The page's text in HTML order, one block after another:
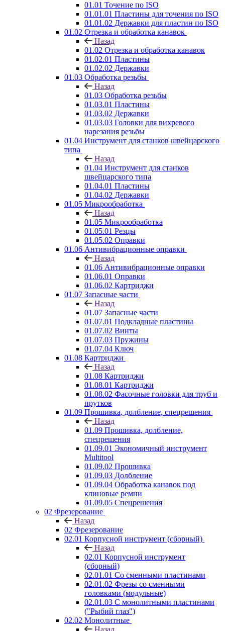
01.01 Точение по ISO
01.01.01 Пластины для точения по ISO
01.01.02 Державки для пластин по ISO
01.02 Отрезка и обработка канавок
Назад
01.02 Отрезка и обработка канавок
01.02.01 Пластины
01.02.02 Державки
01.03 Обработка резьбы
Назад
01.03 Обработка резьбы
01.03.01 Пластины
01.03.02 Державки
01.03.03 Головки для вихревого
нарезания резьбы
01.04 Инструмент для станков швейцарского
типа
Назад
01.04 Инструмент для станков
швейцарского типа
01.04.01 Пластины
01.04.02 Державки
01.05 Микрообработка
Назад
01.05 Микрообработка
01.05.01 Резцы
01.05.02 Оправки
01.06 Антивибрационные оправки
Назад
01.06 Антивибрационные оправки
01.06.01 Оправки
01.06.02 Картриджи
01.07 Запасные части
Назад
01.07 Запасные части
01.07.01 Подкладные пластины
01.07.02 Винты
01.07.03 Пружины
01.07.04 Ключ
01.08 Картриджи
Назад
01.08 Картриджи
01.08.01 Картриджи
01.08.02 Фасочные головки для труб и
прутков
01.09 Прошивка, долбление, спецрешения
Назад
01.09 Прошивка, долбление,
спецрешения
01.09.01 Экономичный инструмент
Multitool
01.09.02 Прошивка
01.09.03 Долбление
01.09.04 Обработка канавок под
клиновые ремни
01.09.05 Спецрешения
02 Фрезерование
Назад
02 Фрезерование
02.01 Корпусной инструмент (сборный)
Назад
02.01 Корпусной инструмент
(сборный)
02.01.01 Со сменными пластинами
02.01.02 Фрезы со сменными
головками (модульные)
02.01.03 С монолитными пластинами
("Рыбий глаз")
02.02 Монолитные
Назад